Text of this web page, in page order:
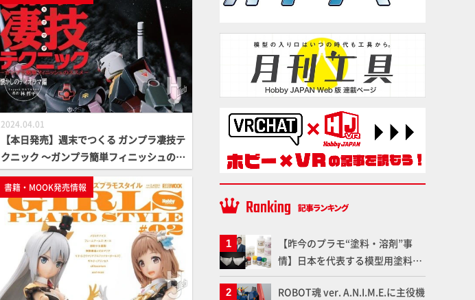
2024.04.01
【本日発売】週末でつくる ガンプラ凄技テ
クニック ～ガンプラ簡単フィニッシュのス
スメ～ 懐かしのディオラマ編【ガンプラ H
ow To MOOK】
書籍・MOOK発売情報
【昨今のプラモ“塗料・溶剤”事
情】日本を代表する模型用塗料
「Mr.カラー」やツールメーカー
である「GSIクレオス」が語るラ
ROBOT魂 ver. A.N.I.M.E.に主役機